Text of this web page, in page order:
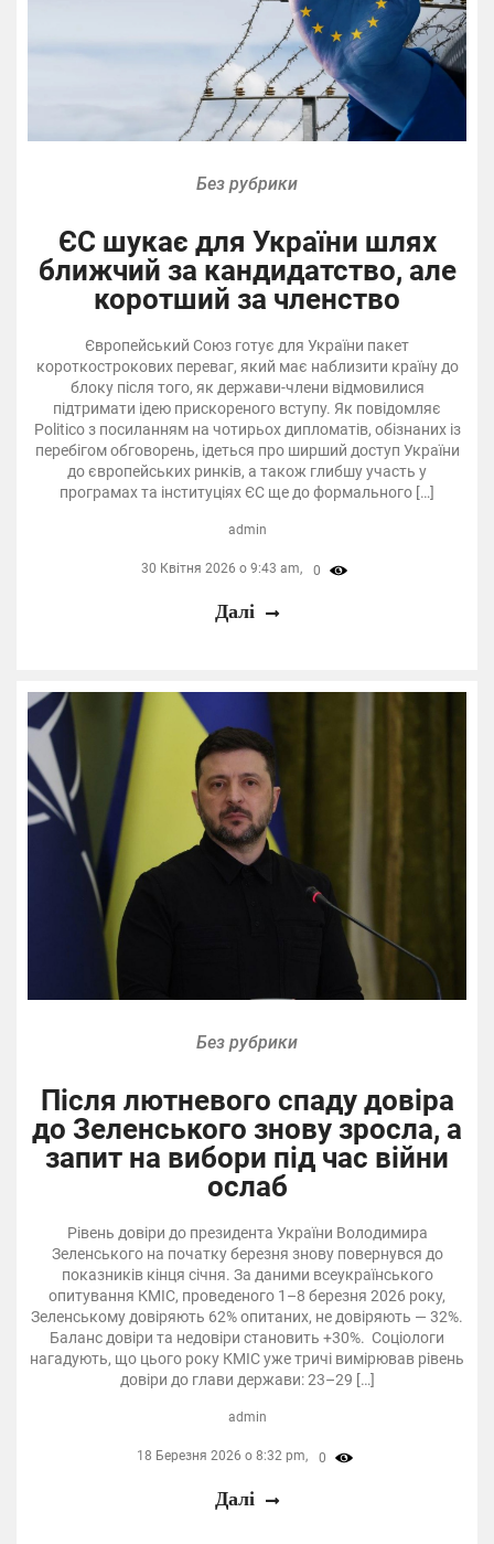
Без рубрики
ЄС шукає для України шлях
ближчий за кандидатство, але
коротший за членство
Європейський Союз готує для України пакет
короткострокових переваг, який має наблизити країну до
блоку після того, як держави-члени відмовилися
підтримати ідею прискореного вступу. Як повідомляє
Politico з посиланням на чотирьох дипломатів, обізнаних із
перебігом обговорень, ідеться про ширший доступ України
до європейських ринків, а також глибшу участь у
програмах та інституціях ЄС ще до формального […]
admin
30 Квітня 2026 о 9:43 am, 0
Далі
Без рубрики
Після лютневого спаду довіра
до Зеленського знову зросла, а
запит на вибори під час війни
ослаб
Рівень довіри до президента України Володимира
Зеленського на початку березня знову повернувся до
показників кінця січня. За даними всеукраїнського
опитування КМІС, проведеного 1–8 березня 2026 року,
Зеленському довіряють 62% опитаних, не довіряють — 32%.
Баланс довіри та недовіри становить +30%. Соціологи
нагадують, що цього року КМІС уже тричі вимірював рівень
довіри до глави держави: 23–29 […]
admin
18 Березня 2026 о 8:32 pm, 0
Далі